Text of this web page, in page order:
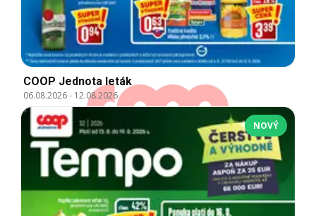
COOP Jednota leták
06.08.2026- 12.08.2026
NOVÝ